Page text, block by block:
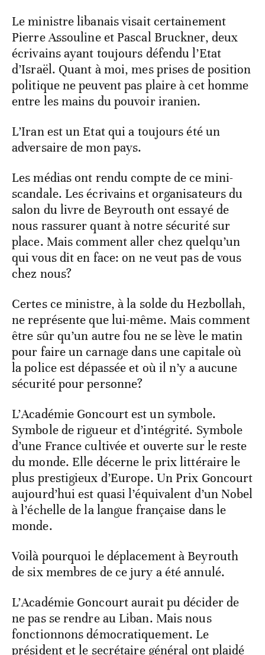
Le ministre libanais visait certainement
Pierre Assouline et Pascal Bruckner, deux
écrivains ayant toujours défendu l’Etat
d’Israël. Quant à moi, mes prises de position
politique ne peuvent pas plaire à cet homme
entre les mains du pouvoir iranien.
L’Iran est un Etat qui a toujours été un
adversaire de mon pays.
Les médias ont rendu compte de ce mini-
scandale. Les écrivains et organisateurs du
salon du livre de Beyrouth ont essayé de
nous rassurer quant à notre sécurité sur
place. Mais comment aller chez quelqu’un
qui vous dit en face: on ne veut pas de vous
chez nous?
Certes ce ministre, à la solde du Hezbollah,
ne représente que lui-même. Mais comment
être sûr qu’un autre fou ne se lève le matin
pour faire un carnage dans une capitale où
la police est dépassée et où il n’y a aucune
sécurité pour personne?
L’Académie Goncourt est un symbole.
Symbole de rigueur et d’intégrité. Symbole
d’une France cultivée et ouverte sur le reste
du monde. Elle décerne le prix littéraire le
plus prestigieux d’Europe. Un Prix Goncourt
aujourd’hui est quasi l’équivalent d’un Nobel
à l’échelle de la langue française dans le
monde.
Voilà pourquoi le déplacement à Beyrouth
de six membres de ce jury a été annulé.
L’Académie Goncourt aurait pu décider de
ne pas se rendre au Liban. Mais nous
fonctionnons démocratiquement. Le
président et le secrétaire général ont plaidé